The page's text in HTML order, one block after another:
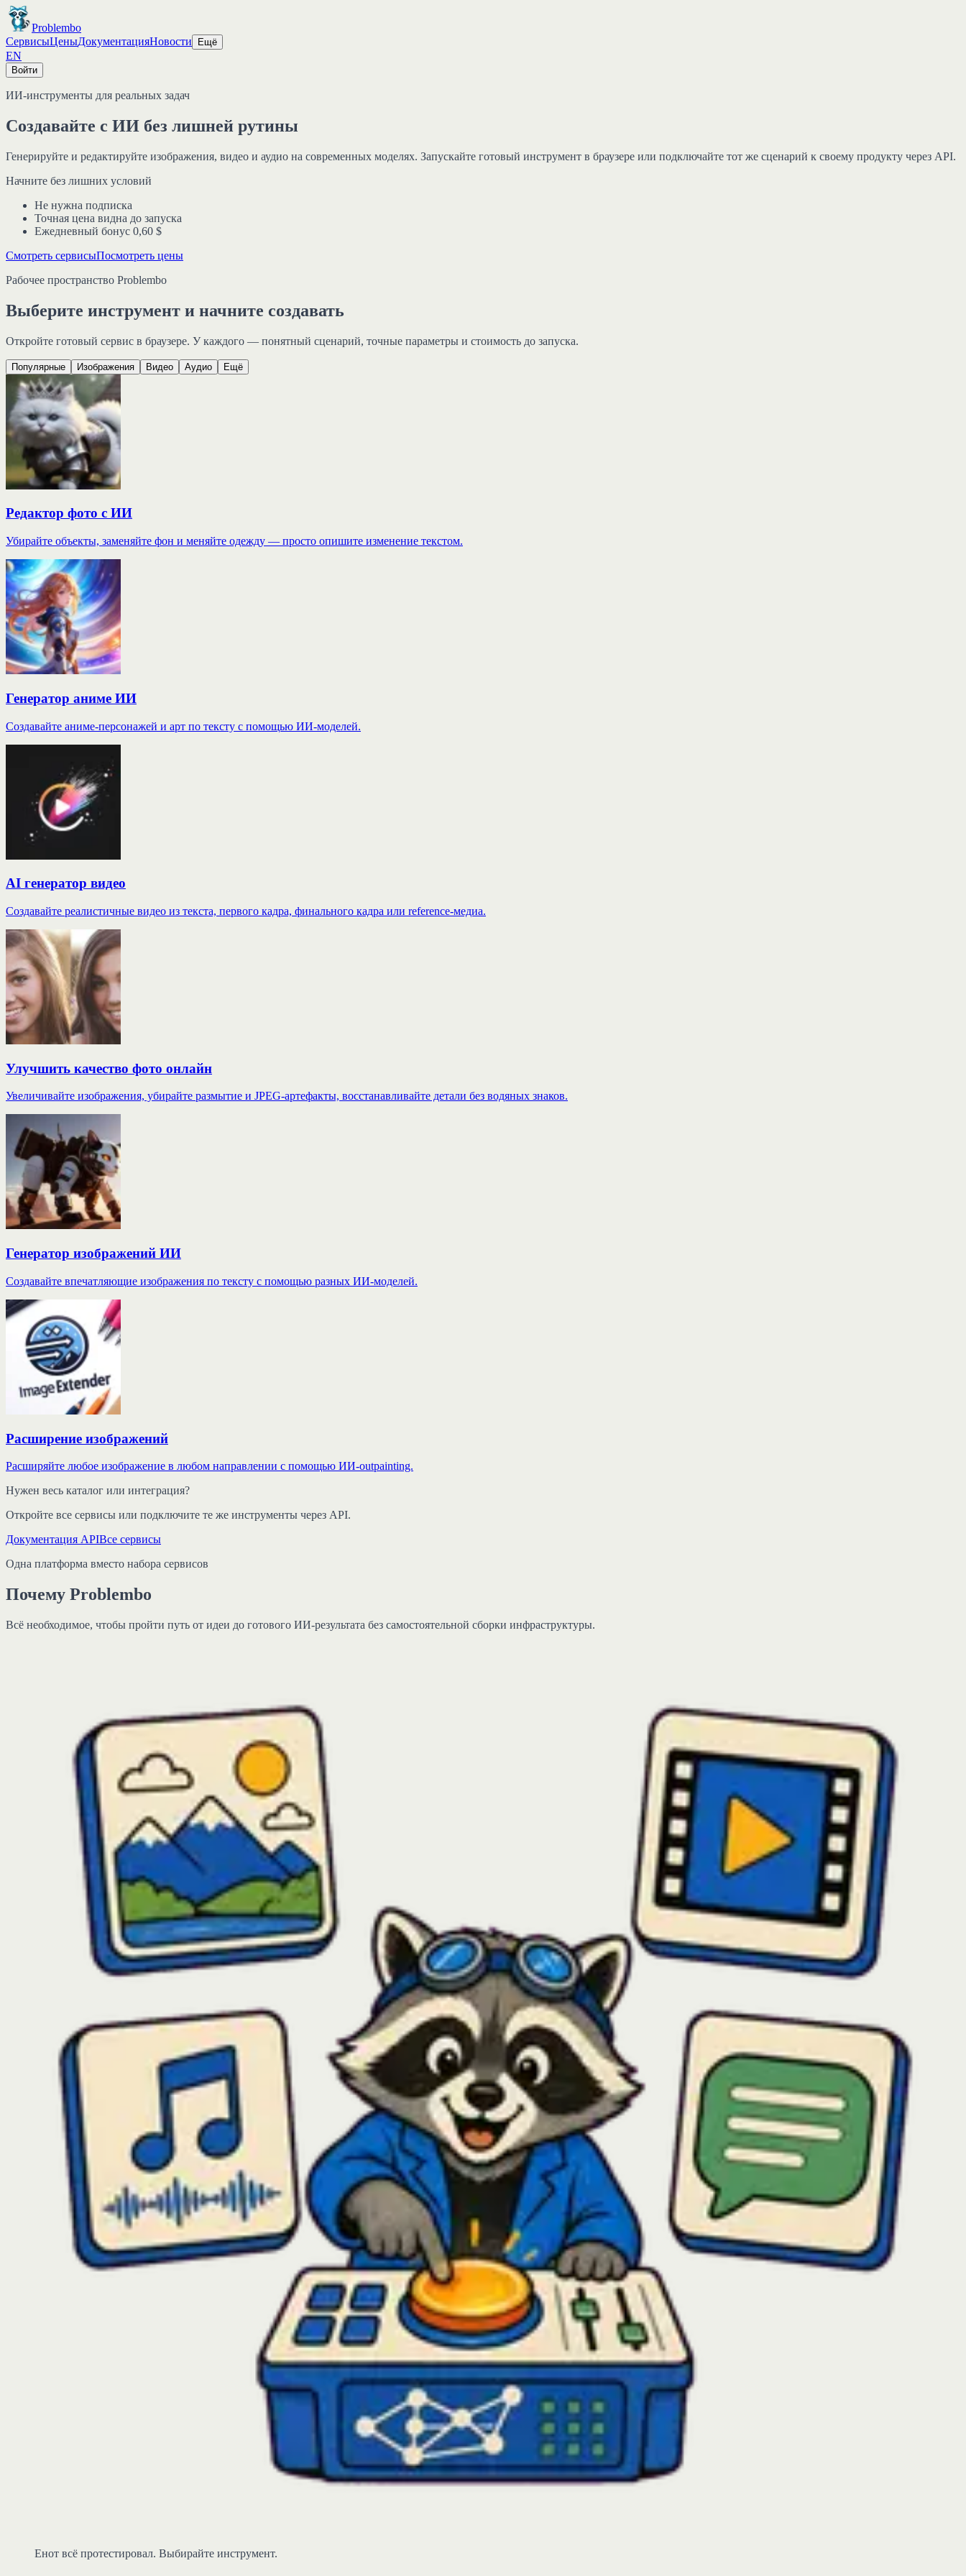
Problembo
СервисыЦеныДокументацияНовости Ещё
EN
Войти
ИИ-инструменты для реальных задач
Создавайте с ИИ без лишней рутины
Генерируйте и редактируйте изображения, видео и аудио на современных моделях. Запускайте готовый инструмент в браузере или подключайте тот же сценарий к своему продукту через API.
Начните без лишних условий
Не нужна подписка
Точная цена видна до запуска
Ежедневный бонус 0,60 $
Смотреть сервисыПосмотреть цены
Рабочее пространство Problembo
Выберите инструмент и начните создавать
Откройте готовый сервис в браузере. У каждого — понятный сценарий, точные параметры и стоимость до запуска.
Популярные Изображения Видео Аудио Ещё
Редактор фото с ИИ
Убирайте объекты, заменяйте фон и меняйте одежду — просто опишите изменение текстом.
Генератор аниме ИИ
Создавайте аниме-персонажей и арт по тексту с помощью ИИ-моделей.
AI генератор видео
Создавайте реалистичные видео из текста, первого кадра, финального кадра или reference-медиа.
Улучшить качество фото онлайн
Увеличивайте изображения, убирайте размытие и JPEG-артефакты, восстанавливайте детали без водяных знаков.
Генератор изображений ИИ
Создавайте впечатляющие изображения по тексту с помощью разных ИИ-моделей.
Расширение изображений
Расширяйте любое изображение в любом направлении с помощью ИИ-outpainting.
Нужен весь каталог или интеграция?
Откройте все сервисы или подключите те же инструменты через API.
Документация APIВсе сервисы
Одна платформа вместо набора сервисов
Почему Problembo
Всё необходимое, чтобы пройти путь от идеи до готового ИИ-результата без самостоятельной сборки инфраструктуры.
Енот всё протестировал. Выбирайте инструмент.